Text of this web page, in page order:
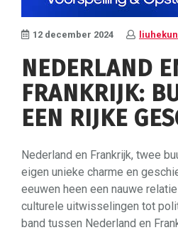
12 december 2024
NEDERLAND
FRANKRIJK:
EEN RIJKE
Nederland en Frankrijk, twee
eigen unieke charme en
eeuwen heen een nauwe
culturele uitwisselingen tot
band tussen Nederland en